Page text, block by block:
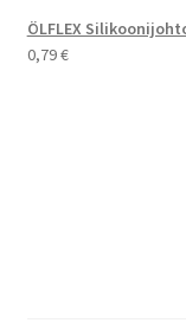
ÖLFLEX
0,79€